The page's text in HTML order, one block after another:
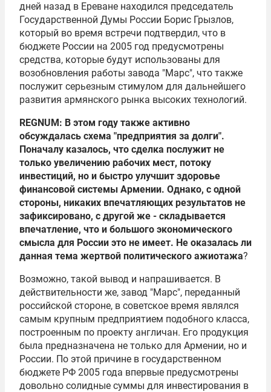
дней назад в Ереване находился председатель
Государственной Думы России Борис Грызлов,
который во время встречи подтвердил, что в
бюджете России на 2005 год предусмотрены
средства, которые будут использованы для
возобновления работы завода "Марс", что также
послужит серьезным стимулом для дальнейшего
развития армянского рынка высоких технологий.
REGNUM: В этом году также активно
обсуждалась схема "предприятия за долги".
Поначалу казалось, что сделка послужит не
только увеличению рабочих мест, потоку
инвестиций, но и быстро улучшит здоровье
финансовой системы Армении. Однако, с одной
стороны, никаких впечатляющих результатов не
зафиксировано, с другой же - складывается
впечатление, что и большого экономического
смысла для России это не имеет. Не оказалась ли
данная тема жертвой политического ажиотажа?
Возможно, такой вывод и напрашивается. В
действительности же, завод "Марс", переданный
российской стороне, в советское время являлся
самым крупным предприятием подобного класса,
построенным по проекту англичан. Его продукция
была предназначена не только для Армении, но и
России. По этой причине в государственном
бюджете РФ 2005 года впервые предусмотрены
довольно солидные суммы для инвестирования в